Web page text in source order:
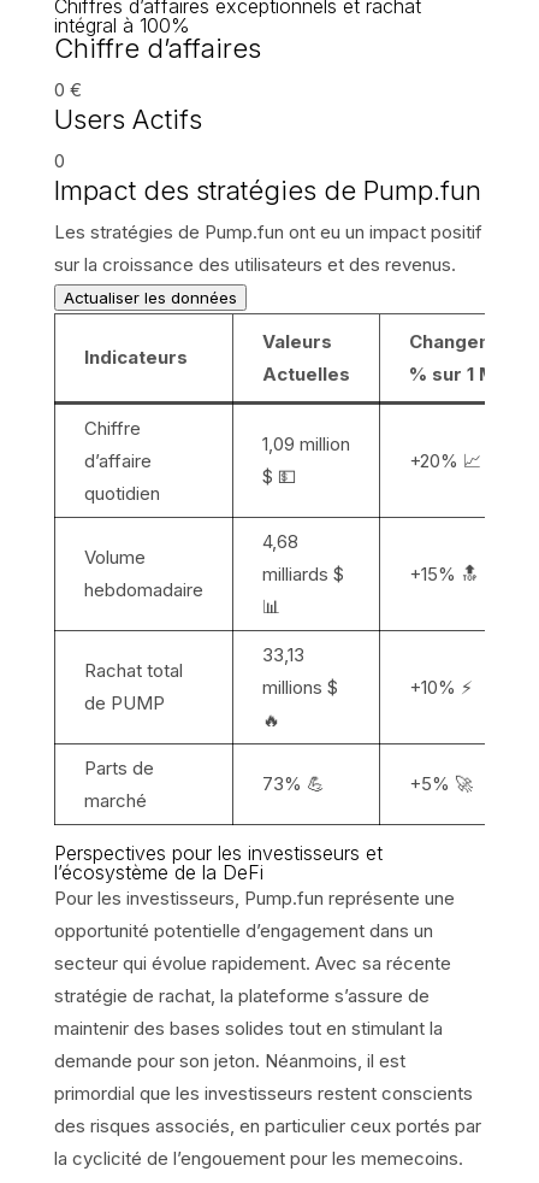
Chiffres d’affaires exceptionnels et rachat
intégral à 100%
Chiffre d’affaires
0 €
Users Actifs
0
Impact des stratégies de Pump.fun
Les stratégies de Pump.fun ont eu un impact positif
sur la croissance des utilisateurs et des revenus.
Actualiser les données
Indicateurs
Valeurs
Actuelles
Changement
% sur 1 Mois
Chiffre
d’affaire
quotidien
1,09 million
$ 💵
+20% 📈
Volume
hebdomadaire
4,68
milliards $
📊
+15% 🔝
Rachat total
de PUMP
33,13
millions $
🔥
+10% ⚡
Parts de
marché
73% 💪 +5% 🚀
Perspectives pour les investisseurs et
l’écosystème de la DeFi
Pour les investisseurs, Pump.fun représente une
opportunité potentielle d’engagement dans un
secteur qui évolue rapidement. Avec sa récente
stratégie de rachat, la plateforme s’assure de
maintenir des bases solides tout en stimulant la
demande pour son jeton. Néanmoins, il est
primordial que les investisseurs restent conscients
des risques associés, en particulier ceux portés par
la cyclicité de l’engouement pour les memecoins.